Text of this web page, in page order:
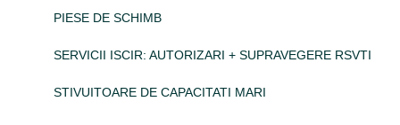
PIESE DE SCHIMB
SERVICII ISCIR: AUTORIZARI + SUPRAVEGERE RSVTI
STIVUITOARE DE CAPACITATI MARI